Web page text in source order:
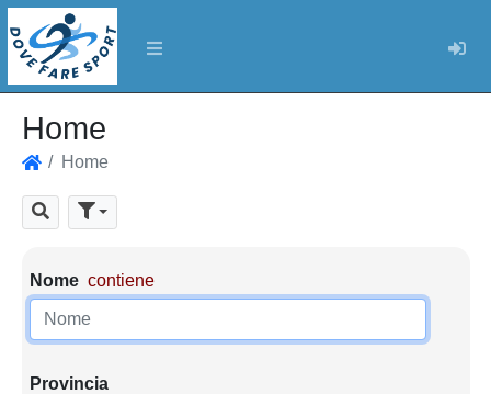
Home
Home
CercaParametri di ricerca
Nome contiene
Provincia